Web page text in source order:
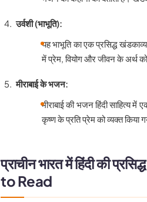
उर्वशी (भाभूति):
यह भाभूति का एक प्रसिद्ध
में प्रेम, वियोग और जीवन के अर्थ को
मीराबाई के भजन:
मीराबाई की भजन हिंदी साहित्य
कृष्ण के प्रति प्रेम को व्यक्त किया
प्राचीन भारत में हिंदी की
to Read